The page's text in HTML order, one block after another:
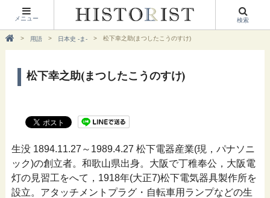
メニュー 検索
用語 日本史 -ま- 松下幸之助(まつしたこうのすけ)
松下幸之助(まつしたこうのすけ)
生没 1894.11.27～1989.4.27 松下電器産業(現，パナソニ
ック)の創立者。和歌山県出身。大阪で丁稚奉公，大阪電
灯の見習工をへて，1918年(大正7)松下電気器具製作所を
設立。アタッチメントプラグ・自転車用ランプなどの生